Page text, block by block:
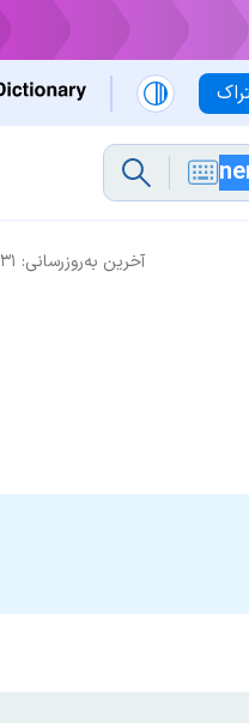
آخرین به‌روزرسانی: ۳۱ فروردین ۱۴۰۲